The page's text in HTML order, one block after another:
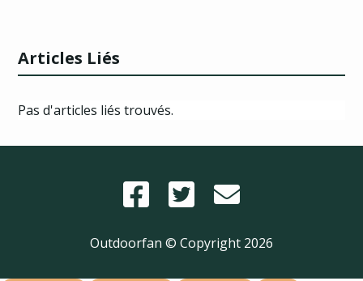
Articles Liés
Pas d'articles liés trouvés.
Outdoorfan © Copyright 2026